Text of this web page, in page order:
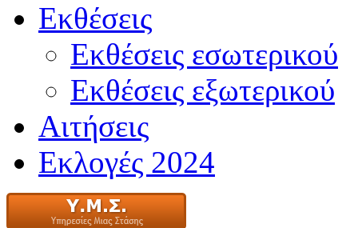
Εκθέσεις
Εκθέσεις εσωτερικού
Εκθέσεις εξωτερικού
Αιτήσεις
Εκλογές 2024